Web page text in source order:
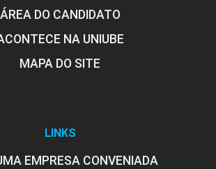
ACADÊMICO/AVALIAÇÃO
ÁREA DO CANDIDATO
NA UNIUBE
MAPA DO SITE
LINKS
EMPRESA CONVENIADA